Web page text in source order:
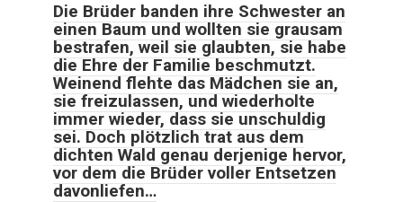
Die Brüder banden ihre Schwester an
einen Baum und wollten sie grausam
bestrafen, weil sie glaubten, sie habe
die Ehre der Familie beschmutzt.
Weinend flehte das Mädchen sie an,
sie freizulassen, und wiederholte
immer wieder, dass sie unschuldig
sei. Doch plötzlich trat aus dem
dichten Wald genau derjenige hervor,
vor dem die Brüder voller Entsetzen
davonliefen…